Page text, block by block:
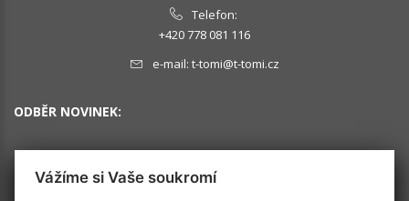
Telefon:
+420 778 081 116
e-mail: t-tomi@t-tomi.cz
ODBĚR NOVINEK:
Vážíme si Vaše soukromí